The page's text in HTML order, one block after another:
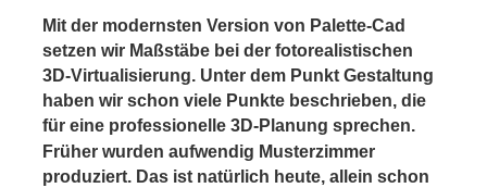
Mit der modernsten Version von Palette-Cad
setzen wir Maßstäbe bei der fotorealistischen
3D-Virtualisierung. Unter dem Punkt Gestaltung
haben wir schon viele Punkte beschrieben, die
für eine professionelle 3D-Planung sprechen.
Früher wurden aufwendig Musterzimmer
produziert. Das ist natürlich heute, allein schon